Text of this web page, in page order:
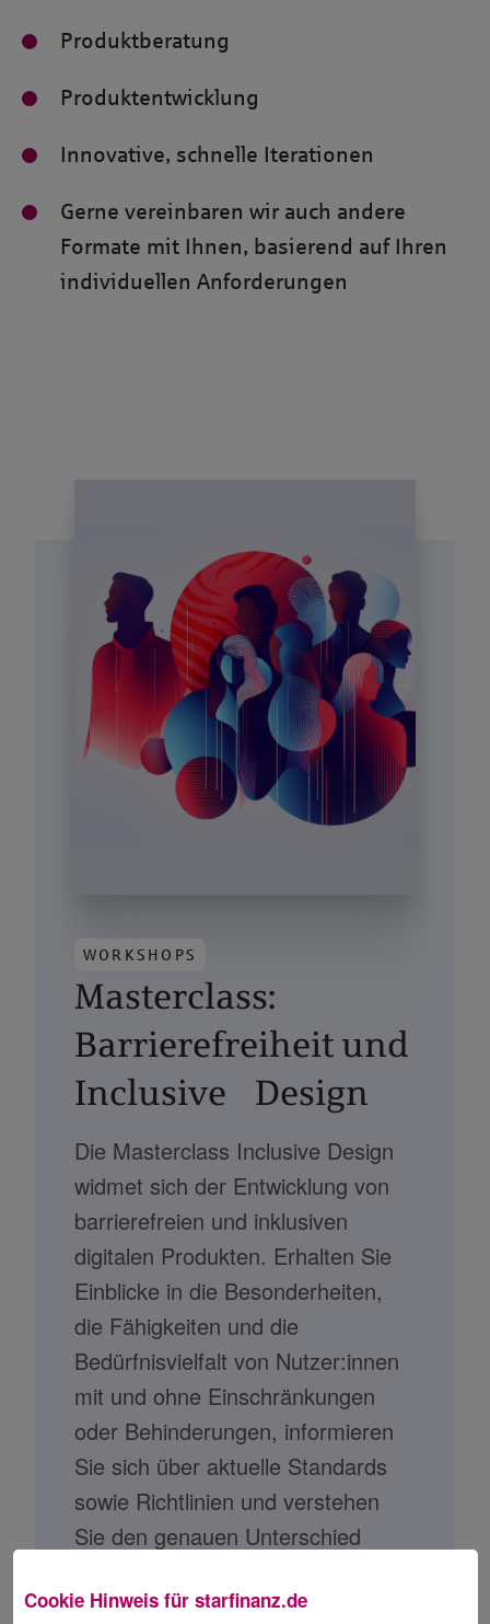
Produktberatung
Produktentwicklung
Innovative, schnelle Iterationen
Gerne vereinbaren wir auch andere
Formate mit Ihnen, basierend auf Ihren
individuellen Anforderungen
WORKSHOPS
Masterclass:
Barrierefreiheit und
Inclusive Design
Die Masterclass Inclusive Design
widmet sich der Entwicklung von
barrierefreien und inklusiven
digitalen Produkten. Erhalten Sie
Einblicke in die Besonderheiten,
die Fähigkeiten und die
Bedürfnisvielfalt von Nutzer:innen
mit und ohne Einschränkungen
oder Behinderungen, informieren
Sie sich über aktuelle Standards
sowie Richtlinien und verstehen
Sie den genauen Unterschied
inklusivem Design. Davon
Cookie Hinweis für starfinanz.de